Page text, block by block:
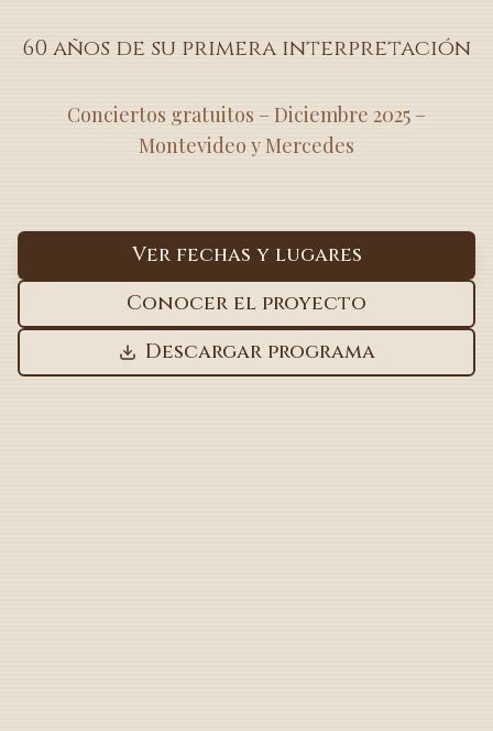
60 años de su primera interpretación
Conciertos gratuitos – Diciembre 2025 –
Montevideo y Mercedes
Ver fechas y lugares
Conocer el proyecto
Descargar programa